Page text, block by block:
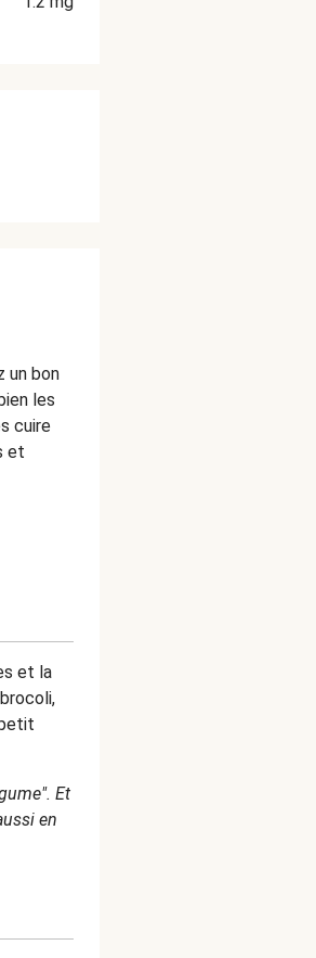
un bon
les
cuire
et
et la
Et
en